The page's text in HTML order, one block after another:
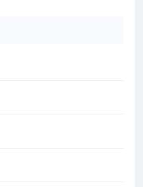
Florentino Luis en el
Eberechi Eze en Arsenal